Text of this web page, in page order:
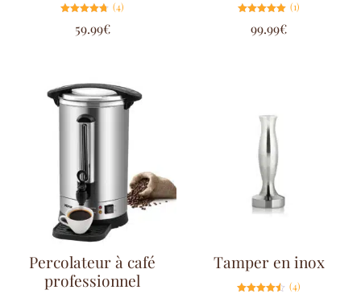
4.75
sur 5
(4)
59.99€
5.00
sur 5
(1)
99.99€
Percolateur à café
professionnel
Tamper en inox
(4)